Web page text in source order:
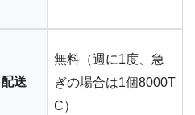
配送
無料（週に1度、急
ぎの場合は1個8000T
C）